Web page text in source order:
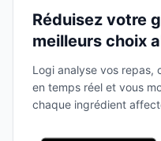
Réduisez votre
meilleurs choix
Logi analyse vos repas,
en temps réel et vous
chaque ingrédient